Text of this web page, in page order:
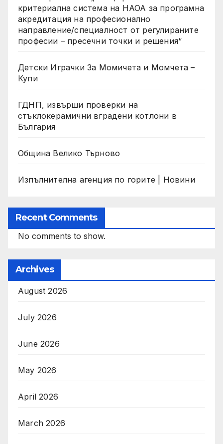
критериална система на НАОА за програмна
акредитация на професионално
направление/специалност от регулираните
професии – пресечни точки и решения“
Детски Играчки За Момичета и Момчета –
Купи
ГДНП, извърши проверки на
стъклокерамични вградени котлони в
България
Община Велико Търново
Изпълнителна агенция по горите | Новини
Recent Comments
No comments to show.
Archives
August 2026
July 2026
June 2026
May 2026
April 2026
March 2026